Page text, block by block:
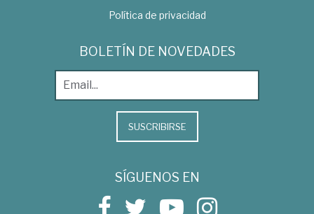
Política de privacidad
BOLETÍN DE NOVEDADES
SUSCRIBIRSE
SÍGUENOS EN